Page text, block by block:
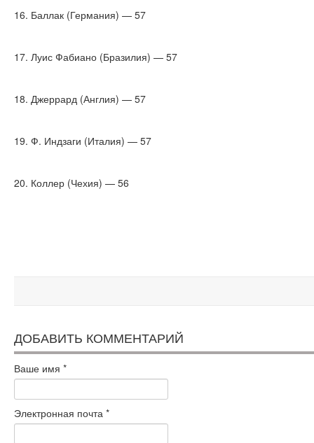
16. Баллак (Германия) — 57
17. Луис Фабиано (Бразилия) — 57
18. Джеррард (Англия) — 57
19. Ф. Индзаги (Италия) — 57
20. Коллер (Чехия) — 56
ДОБАВИТЬ КОММЕНТАРИЙ
Ваше имя *
Электронная почта *